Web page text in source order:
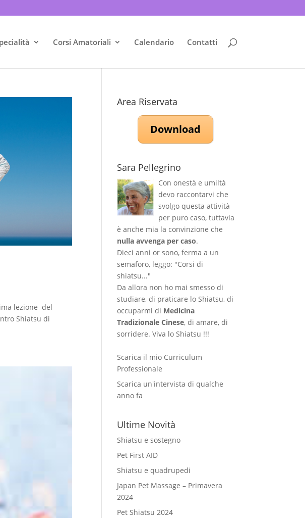
Corsi Amatoriali Calendario Contatti
lezione del
Shiatsu di
Area Riservata
Download
Sara Pellegrino
Con onestà e umiltà
devo raccontarvi che
svolgo questa attività
per puro caso, tuttavia
è anche mia la convinzione che
nulla avvenga per caso.
Dieci anni or sono, ferma a un
semaforo, leggo: "Corsi di
shiatsu..."
Da allora non ho mai smesso di
studiare, di praticare lo Shiatsu, di
occuparmi di Medicina
Tradizionale Cinese, di amare, di
sorridere. Viva lo Shiatsu !!!
Scarica il mio Curriculum
Professionale
Scarica un'intervista di qualche
anno fa
Ultime Novità
Shiatsu e sostegno
Pet First AID
Shiatsu e quadrupedi
Japan Pet Massage – Primavera
2024
Pet Shiatsu 2024